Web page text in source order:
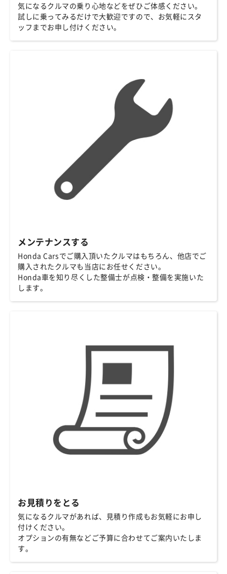
気になるクルマの乗り心地などをぜひご体感ください。
試しに乗ってみるだけで大歓迎ですので、お気軽にスタ
ッフまでお申し付けください。
メンテナンスする
Honda Carsでご購入頂いたクルマはもちろん、他店でご
購入されたクルマも当店にお任せください。
Honda車を知り尽くした整備士が点検・整備を実施いた
します。
お見積りをとる
気になるクルマがあれば、見積り作成もお気軽にお申し
付けください。
オプションの有無などご予算に合わせてご案内いたしま
す。